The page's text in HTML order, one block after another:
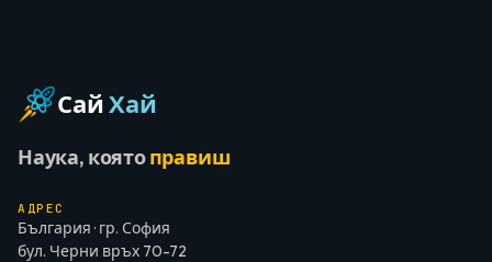
СайХай
Наука, коятоправиш
АДРЕС
България · гр. София
бул. Черни връх 70-72